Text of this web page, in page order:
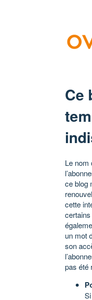
Ce
Le nom
ce blog
cette
un mot
son
pas été